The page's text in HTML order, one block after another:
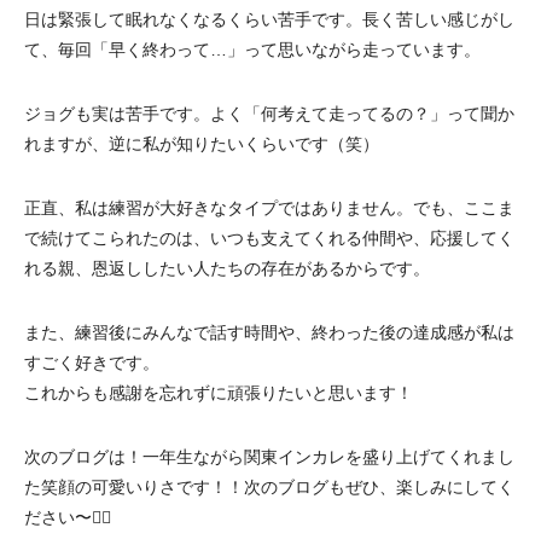
日は緊張して眠れなくなるくらい苦手です。長く苦しい感じがし
て、毎回「早く終わって…」って思いながら走っています。
ジョグも実は苦手です。よく「何考えて走ってるの？」って聞か
れますが、逆に私が知りたいくらいです（笑）
正直、私は練習が大好きなタイプではありません。でも、ここま
で続けてこられたのは、いつも支えてくれる仲間や、応援してく
れる親、恩返ししたい人たちの存在があるからです。
また、練習後にみんなで話す時間や、終わった後の達成感が私は
すごく好きです。
これからも感謝を忘れずに頑張りたいと思います！
次のブログは！一年生ながら関東インカレを盛り上げてくれまし
た笑顔の可愛いりさです！！次のブログもぜひ、楽しみにしてく
ださい〜✌🏻